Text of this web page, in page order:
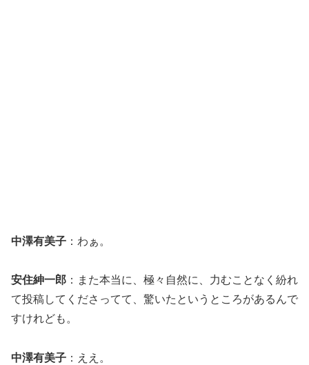
中澤有美子 ：わぁ。
安住紳一郎 ：また本当に、極々自然に、力むことなく紛れ
て投稿してくださってて、驚いたというところがあるんで
すけれども。
中澤有美子 ：ええ。